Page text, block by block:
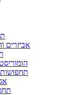
אביזרים